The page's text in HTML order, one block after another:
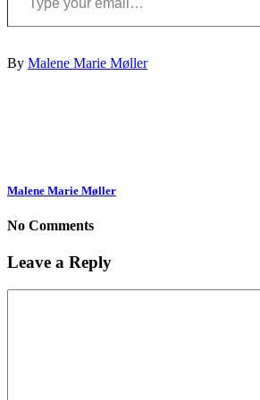
By Malene Marie Møller
Malene Marie Møller
No Comments
Leave a Reply